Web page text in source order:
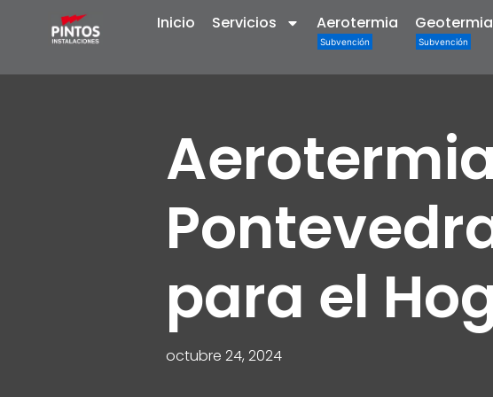
Inicio Servicios Aerotermia Geotermia
para el
octubre 24, 2024